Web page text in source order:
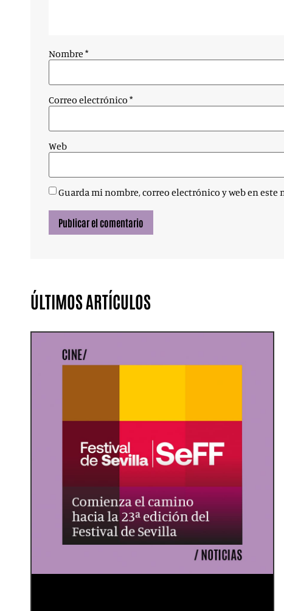
Nombre *
Correo electrónico *
Web
Guarda mi nombre, correo electrónico y web en este
ÚLTIMOS ARTÍCULOS